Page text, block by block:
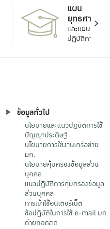
แผน
ยุทธศาสตร์
และแผน
ปฏิบัติการ
ข้อมูลทั่วไป
นโยบายและแนวปฏิบัติการใช้
ปัญญาประดิษฐ์
นโยบายการใช้งานเครือข่าย
มก.
นโยบายคุ้มครองข้อมูลส่วน
บุคคล
แนวปฏิบัติการคุ้มครองข้อมูล
ส่วนบุคคล
การเข้าใช้อินเตอร์เน็ต
ข้อปฏิบัติในการใช้ e-mail มก.
ถ่ายทอดสด